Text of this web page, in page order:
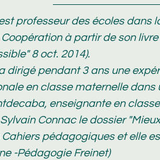
professeur des écoles dans
à partir de son
8 oct. 2014).
dirigé pendant 3 ans une
en classe maternelle dans
enseignante en
Connac le dossier
pédagogiques et elle
-Pédagogie Freinet)